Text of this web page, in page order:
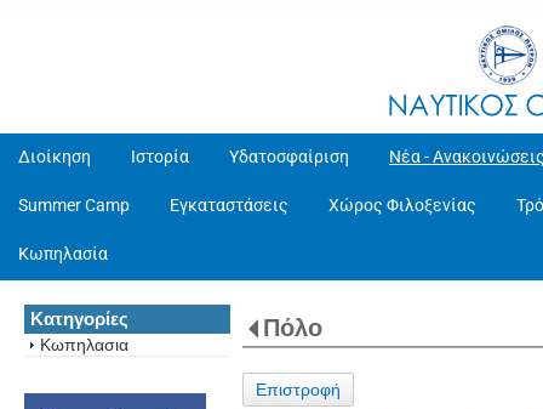
Διοίκηση Ιστορία Υδατοσφαίριση Νέα -
Summer Camp Εγκαταστάσεις Χώρος Φιλοξενίας
Κωπηλασία
Κατηγορίες
Κωπηλασια
Πόλο
Επιστροφή